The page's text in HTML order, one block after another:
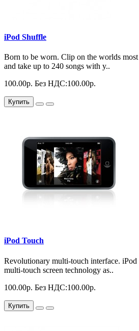
iPod Shuffle
Born to be worn. Clip on the worlds
and take up to 240 songs with y..
100.00р. Без НДС:100.00р.
Купить
iPod Touch
Revolutionary multi-touch interface. iPod
multi-touch screen technology as..
100.00р. Без НДС:100.00р.
Купить